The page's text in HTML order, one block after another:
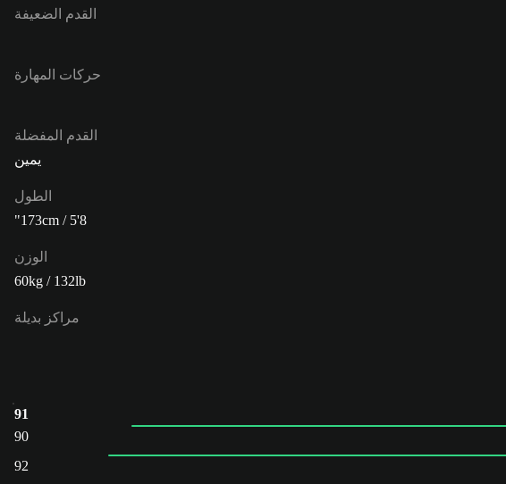
القدم الضعيفة
حركات المهارة
القدم المفضلة
يمين
الطول
173cm / 5'8"
الوزن
60kg / 132lb
مراكز بديلة
91
90
92